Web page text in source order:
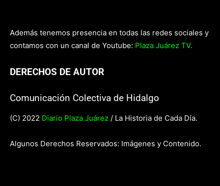
Además tenemos presencia en todas las redes sociales y
contamos con un canal de Youtube: Plaza Juárez TV.
DERECHOS DE AUTOR
Comunicación Colectiva de Hidalgo
(C) 2022 Diario Plaza Juárez / La Historia de Cada Día.
Algunos Derechos Reservados: Imágenes y Contenido.